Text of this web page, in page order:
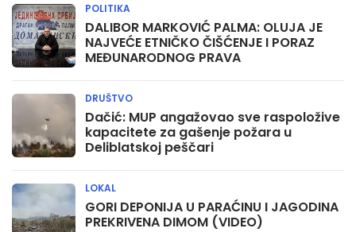
DALIBOR MARKOVIĆ PALMA: OLUJA JE
NAJVEĆE ETNIČKO ČIŠĆENJE I PORAZ
MEĐUNARODNOG PRAVA
POLITIKA
Dačić: MUP angažovao sve raspoložive
kapacitete za gašenje požara u
Deliblatskoj peščari
DRUŠTVO
GORI DEPONIJA U PARAĆINU I JAGODINA
PREKRIVENA DIMOM (VIDEO)
LOKAL